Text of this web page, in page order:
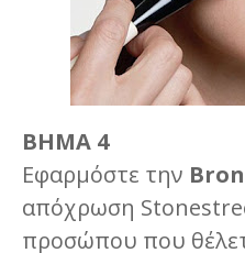
ΒΗΜΑ 4
Εφαρμόστε την
απόχρωση
προσώπου που